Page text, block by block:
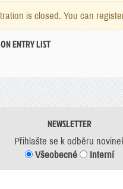
is closed. You can
ENTRY LIST
NEWSLETTER
Přihlašte se k odběru
Všeobecné
Interní